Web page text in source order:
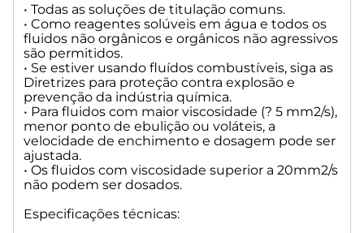
Resolução no Display: 0,1
Precisão (sem sensor de prova): 0,2 K ± 1 Dígito
• NTC 30 (kOmn)
Range T [oC]: -40 a 0
Resolução no Display: 0,1
Precisão (sem sensor de prova): 1,0 K ± 1 Dígito
Range T [oC]: 0 a 125
Resolução no Display: 0,1
Precisão (sem sensor de prova): 0,3 K ± 1 Dígito
• Entrada de medição KF: conector Karl Fischer (?A) para
eletrodo de platina dupla. Tensão de polarização variável de
40 a 220 mV. Conector: plug de 2 x 4 mm
• Todas as soluções de titulação comuns.
• Como reagentes solúveis em água e todos os
fluidos não orgânicos e orgânicos não agressivos
são permitidos.
• Se estiver usando fluídos combustíveis, siga as
Diretrizes para proteção contra explosão e
prevenção da indústria química.
• Para fluidos com maior viscosidade (? 5 mm2/s),
menor ponto de ebulição ou voláteis, a
velocidade de enchimento e dosagem pode ser
ajustada.
• Os fluidos com viscosidade superior a 20mm2/s
não podem ser dosados.
Especificações técnicas: